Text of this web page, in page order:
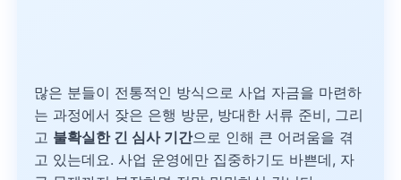
많은 분들이 전통적인 방식으로 사업 자금을 마련하
는 과정에서 잦은 은행 방문, 방대한 서류 준비, 그리
고 불확실한 긴 심사 기간으로 인해 큰 어려움을 겪
고 있는데요. 사업 운영에만 집중하기도 바쁜데, 자